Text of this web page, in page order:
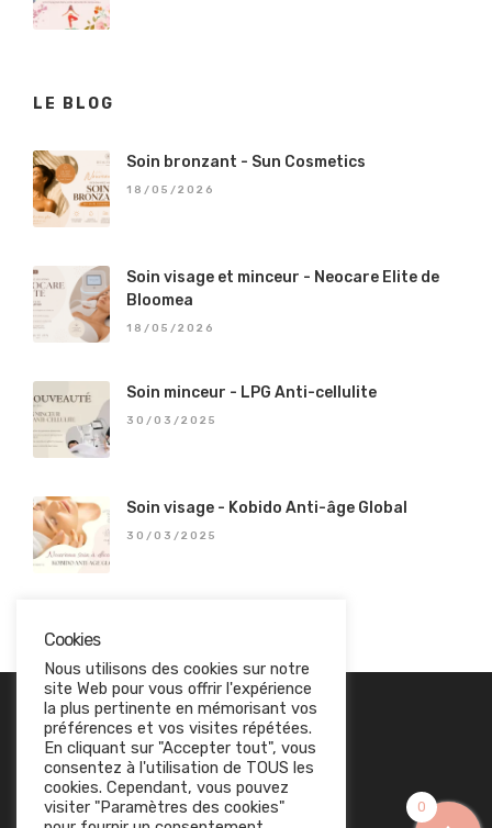
LE BLOG
Soin bronzant - Sun Cosmetics
18/05/2026
Soin visage et minceur - Neocare Elite de
Bloomea
18/05/2026
Soin minceur - LPG Anti-cellulite
30/03/2025
Soin visage - Kobido Anti-âge Global
30/03/2025
EN SAVOIR PLUS
Politique de confidentialité
Conditions générales de vente
Politique des cookies
Cookies
Nous utilisons des cookies sur notre
site Web pour vous offrir l'expérience
la plus pertinente en mémorisant vos
préférences et vos visites répétées.
En cliquant sur "Accepter tout", vous
consentez à l'utilisation de TOUS les
cookies. Cependant, vous pouvez
visiter "Paramètres des cookies"
0